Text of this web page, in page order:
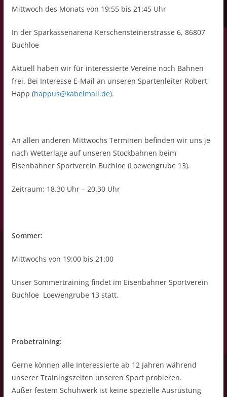
Mittwoch des Monats von 19:55 bis 21:45 Uhr
In der Sparkassenarena Kerschensteinerstrasse 6, 86807
Buchloe
Aktuell haben wir für interessierte Vereine noch Bahnen
frei. Bei Interesse E-Mail an unseren Spartenleiter Robert
Happ (happus@kabelmail.de).
An allen anderen Mittwochs Terminen befinden wir uns je
nach Wetterlage auf unseren Stockbahnen beim
Eisenbahner Sportverein Buchloe (Loewengrube 13).
Zeitraum: 18.30 Uhr – 20.30 Uhr
Sommer:
Mittwochs von 19:00 bis 21:00
Unser Sommertraining findet im Eisenbahner Sportverein
Buchloe Loewengrube 13 statt.
Probetraining:
Gerne können alle Interessierte ab 12 Jahren während
unserer Trainingszeiten unseren Sport probieren.
Außer festem Schuhwerk ist keine spezielle Ausrüstung